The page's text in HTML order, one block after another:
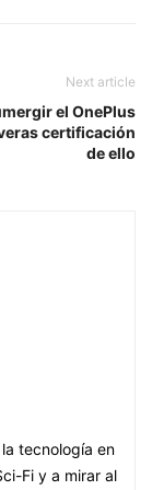
Next article
el OnePlus
certificación
de ello
tecnología en
Fi y a mirar al